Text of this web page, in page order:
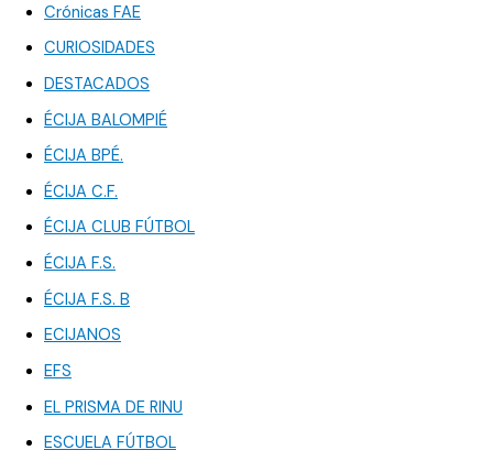
Crónicas FAE
CURIOSIDADES
DESTACADOS
ÉCIJA BALOMPIÉ
ÉCIJA BPÉ.
ÉCIJA C.F.
ÉCIJA CLUB FÚTBOL
ÉCIJA F.S.
ÉCIJA F.S. B
ECIJANOS
EFS
EL PRISMA DE RINU
ESCUELA FÚTBOL